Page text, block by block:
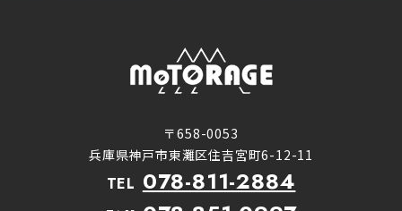
〒658-0053
兵庫県神戸市東灘区住吉宮町6-12-11
TEL 078-811-2884